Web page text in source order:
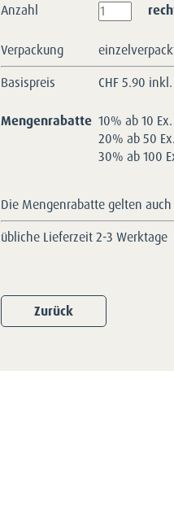
Anzahl
Verpackung
Basispreis
CHF5.90 inkl.
Mengenrabatte 10% ab 10 Ex.
20% ab 50 Ex.
30% ab 100
Die Mengenrabatte gelten
übliche Lieferzeit 2-3 Werktage
Zurück